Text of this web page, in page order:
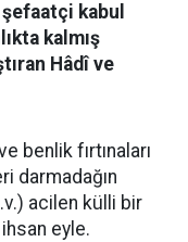
kabul
kalmış
Hâdî ve
benlik fırtınaları
darmadağın
acilen külli bir
eyle.